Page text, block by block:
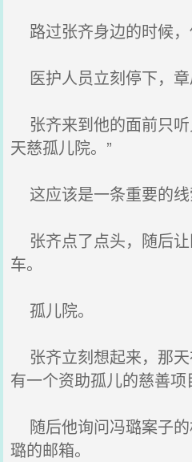
路过张齐身边的时候，
医护人员立刻停下，章
张齐来到他的面前只
天慈孤儿院。”
这应该是一条重要的线
张齐点了点头，随后
车。
孤儿院。
张齐立刻想起来，那
有一个资助孤儿的慈善项
随后他询问冯璐案子
璐的邮箱。